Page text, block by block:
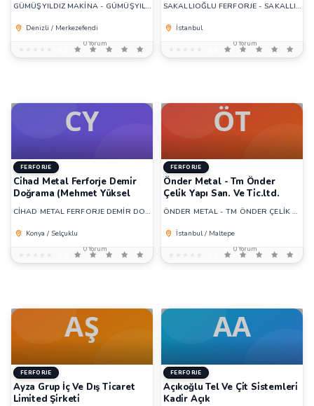
GÜMÜŞYILDIZ MAKİNA - GÜMÜŞYILDIZ MAKİNA FERFORJE S
Denizli / Merkezefendi
★★★★★
★★★★★
0 Yorum
SAKALLIOĞLU FERFORJE - SAKALLIOĞLU METAL BORU PROF
İstanbul
★★★★★
★★★★★
0 Yorum
FERFORJE
Ci̇had Metal Ferforje Demi̇r
Doğrama (Mehmet Yüksel
CİHAD METAL FERFORJE DEMİR DOĞRAMA (Mehmet Yüksel
Konya / Selçuklu
★★★★★
★★★★★
0 Yorum
FERFORJE
Önder Metal - Tm Önder
Çeli̇k Yapı San. Ve Ti̇c.ltd.
ÖNDER METAL - TM ÖNDER ÇELİK YAPI SAN. VE TİC.LTD.
İstanbul / Maltepe
★★★★★
★★★★★
0 Yorum
FERFORJE
Ayza Grup İç Ve Dış Ti̇caret
Li̇mi̇ted Şi̇rketi̇
FERFORJE
Açıkoğlu Tel Ve Çi̇t Si̇stemleri̇
Kadi̇r Açık